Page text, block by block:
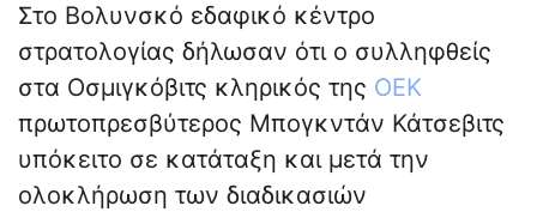
Στο Βολυνσκό εδαφικό κέντρο
στρατολογίας δήλωσαν ότι ο συλληφθείς
στα Οσμιγκόβιτς κληρικός της ΟΕΚ
πρωτοπρεσβύτερος Μπογκντάν Κάτσεβιτς
υπόκειτο σε κατάταξη και μετά την
ολοκλήρωση των διαδικασιών